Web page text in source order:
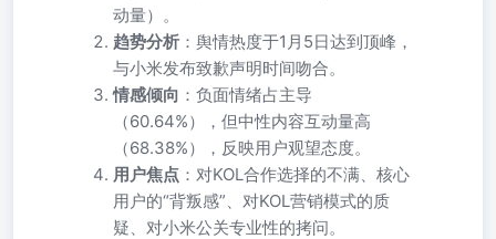
动量）。
趋势分析 ：舆情热度于1月5日达到顶峰，
与小米发布致歉声明时间吻合。
情感倾向 ：负面情绪占主导
（60.64%），但中性内容互动量高
（68.38%），反映用户观望态度。
用户焦点 ：对KOL合作选择的不满、核心
用户的“背叛感”、对KOL营销模式的质
疑、对小米公关专业性的拷问。